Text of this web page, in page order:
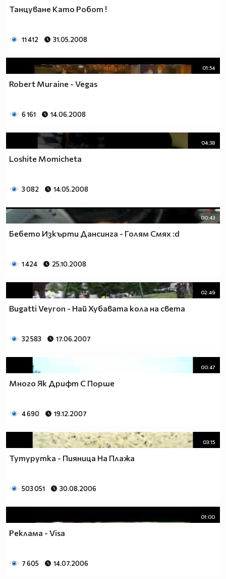
Танцуване Като Робот !
11 412 31.05.2008
01:54
Robert Muraine - Vegas
6 161 14.06.2008
04:38
Loshite Momicheta
3 082 14.05.2008
00:43
Бебето Изкърти Дансинга - Голям Смях :d
1 424 25.10.2008
02:49
Bugatti Veyron - Най Хубавата кола на света
32 583 17.06.2007
00:47
Много Як Дрифт С Порше
4 690 19.12.2007
03:15
Тутурутка - Пияница На Плажа
503 051 30.08.2006
01:00
Реклама - Visa
7 605 14.07.2006